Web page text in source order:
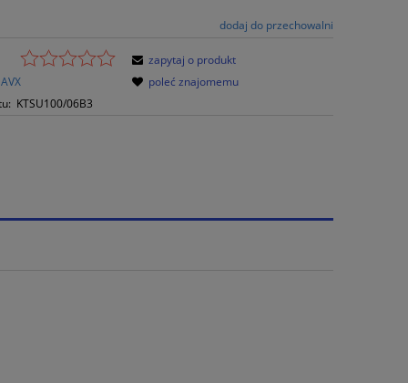
dodaj do przechowalni
AVX
KTSU100/06B3
zapytaj o produkt
poleć znajomemu